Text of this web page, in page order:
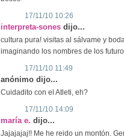
17/11/10 10:26
interpreta-sones dijo...
cultura pura! visitas al sálvame y
imaginando los nombres de los
17/11/10 11:49
anónimo dijo...
Cuidadito con el Atleti, eh?
17/11/10 14:09
maría e. dijo...
Jajajajaj!! Me he reido un montón.